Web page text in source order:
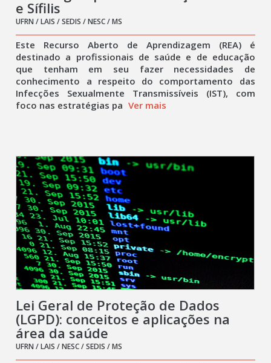
e Sífilis
UFRN / LAIS / SEDIS / NESC / MS
Este Recurso Aberto de Aprendizagem (REA) é
destinado a profissionais de saúde e de educação
que tenham em seu fazer necessidades de
conhecimento a respeito do comportamento das
Infecções Sexualmente Transmissíveis (IST), com
foco nas estratégias pa Ver mais
Lei Geral de Proteção de Dados
(LGPD): conceitos e aplicações na
área da saúde
UFRN / LAIS / NESC / SEDIS / MS